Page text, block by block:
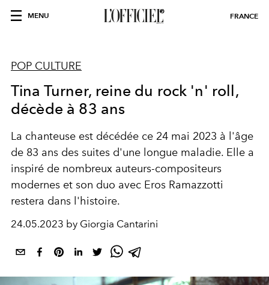
MENU FRANCE
POP CULTURE
Tina Turner, reine du rock 'n' roll,
décède à 83 ans
La chanteuse est décédée ce 24 mai 2023 à l'âge
de 83 ans des suites d'une longue maladie. Elle a
inspiré de nombreux auteurs-compositeurs
modernes et son duo avec Eros Ramazzotti
restera dans l'histoire.
24.05.2023 by Giorgia Cantarini